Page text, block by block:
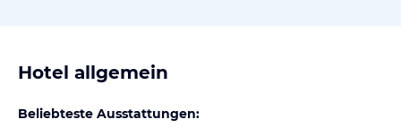
Hotel allgemein
Beliebteste Ausstattungen: